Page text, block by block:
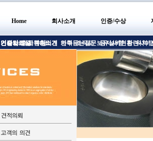
Home 회사소개
인사말 회사현황소개 연혁 조직도 보유설비현황 위치/
인증/수상
인증서/인증 수상
견적의뢰 고객의의견 자주듣는질문 공지사항 관련사이
기술자료실